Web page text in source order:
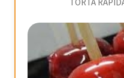
TORTA